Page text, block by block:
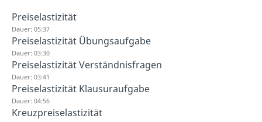
Preiselastizität
Dauer: 05:37
Preiselastizität Übungsaufgabe
Dauer: 03:30
Preiselastizität Verständnisfragen
Dauer: 03:41
Preiselastizität Klausuraufgabe
Dauer: 04:56
Kreuzpreiselastizität